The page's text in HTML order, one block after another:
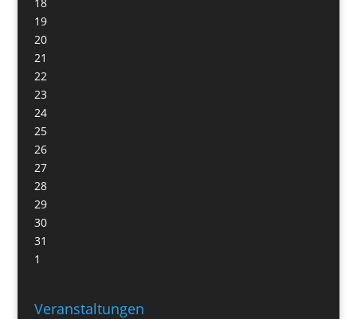
19
20
21
22
23
24
25
26
27
28
29
30
31
1
Veranstaltungen